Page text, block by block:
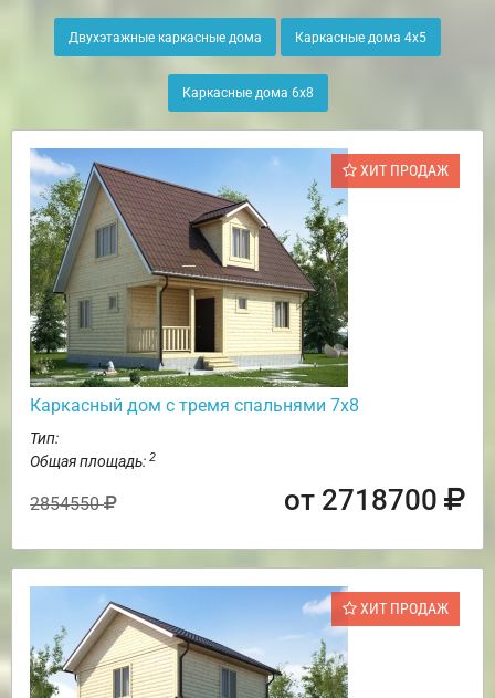
Двухэтажные каркасные дома Каркасные дома 4х5
Каркасные дома 6х8
ХИТ ПРОДАЖ
Каркасный дом с тремя спальнями 7х8
Тип:
Общая площадь: 2
2854550 от 2718700
ХИТ ПРОДАЖ